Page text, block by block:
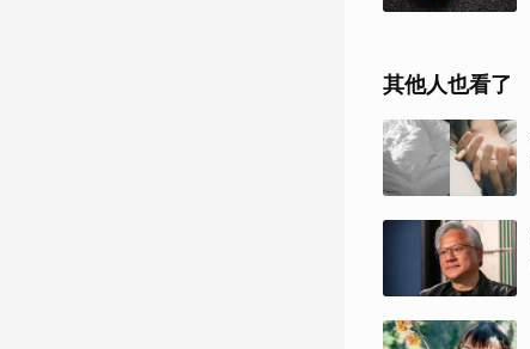
其他人也看了